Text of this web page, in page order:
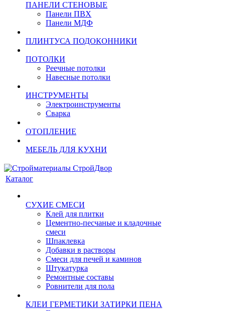
ПАНЕЛИ СТЕНОВЫЕ
Панели ПВХ
Панели МДФ
ПЛИНТУСА ПОДОКОННИКИ
ПОТОЛКИ
Реечные потолки
Навесные потолки
ИНСТРУМЕНТЫ
Электроинструменты
Сварка
ОТОПЛЕНИЕ
МЕБЕЛЬ ДЛЯ КУХНИ
Каталог
СУХИЕ СМЕСИ
Клей для плитки
Цементно-песчаные и кладочные
смеси
Шпаклевка
Добавки в растворы
Смеси для печей и каминов
Штукатурка
Ремонтные составы
Ровнители для пола
КЛЕИ ГЕРМЕТИКИ ЗАТИРКИ ПЕНА